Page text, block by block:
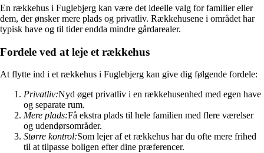
En rækkehus i Fuglebjerg kan være det ideelle valg for familier eller
dem, der ønsker mere plads og privatliv. Rækkehusene i området har
typisk have og til tider endda mindre gårdarealer.
Fordele ved at leje et rækkehus
At flytte ind i et rækkehus i Fuglebjerg kan give dig følgende fordele:
Privatliv:Nyd øget privatliv i en rækkehusenhed med egen have
og separate rum.
Mere plads:Få ekstra plads til hele familien med flere værelser
og udendørsområder.
Større kontrol:Som lejer af et rækkehus har du ofte mere frihed
til at tilpasse boligen efter dine præferencer.